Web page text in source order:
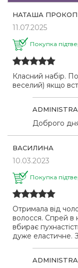
НАТАША
11.07.2025
Покупка
Класний набір.
веселий) якщо
Доброго
ВАСИЛИНА
10.03.2023
Покупка
Отримала від
волосся. Спрей в
вбирає
дуже еластичне.